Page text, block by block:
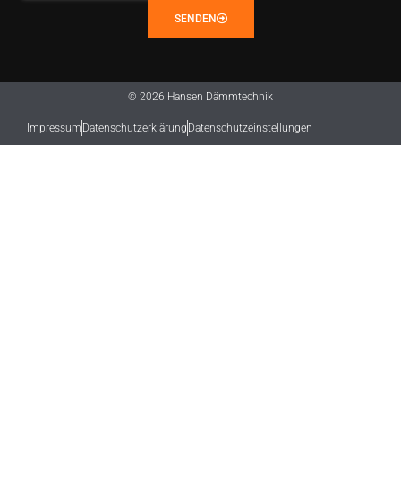
SENDEN
© 2026 Hansen Dämmtechnik
Impressum Datenschutzerklärung Datenschutzeinstellungen